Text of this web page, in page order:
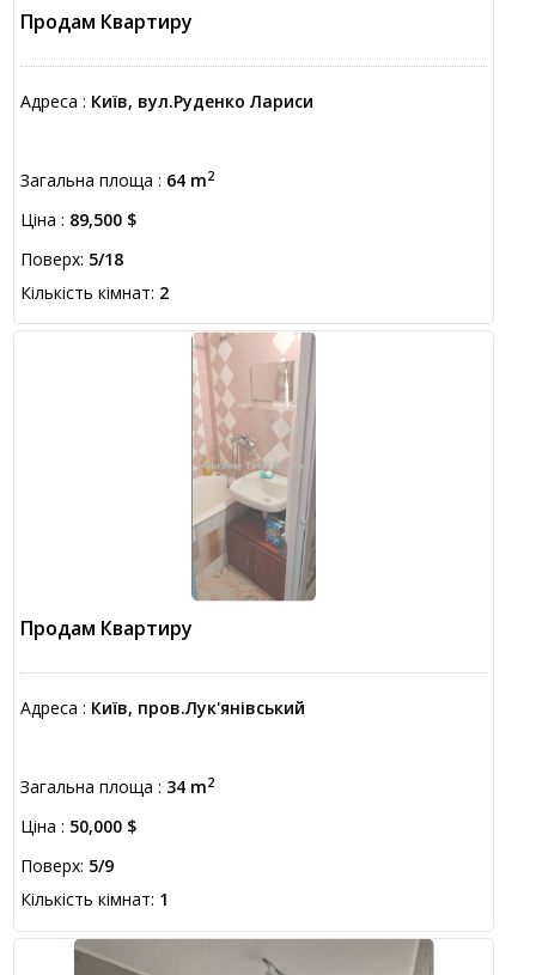
Продам Квартиру
Адреса : Київ, вул.Руденко Лариси
Загальна площа : 64 m2
Ціна : 89,500 $
Поверх: 5/18
Кількість кімнат: 2
Продам Квартиру
Адреса : Київ, пров.Лук'янівський
Загальна площа : 34 m2
Ціна : 50,000 $
Поверх: 5/9
Кількість кімнат: 1